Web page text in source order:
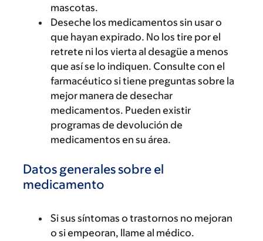
mascotas.
Deseche los medicamentos sin usar o
que hayan expirado. No los tire por el
retrete ni los vierta al desagüe a menos
que así se lo indiquen. Consulte con el
farmacéutico si tiene preguntas sobre la
mejor manera de desechar
medicamentos. Pueden existir
programas de devolución de
medicamentos en su área.
Datos generales sobre el
medicamento
Si sus síntomas o trastornos no mejoran
o si empeoran, llame al médico.